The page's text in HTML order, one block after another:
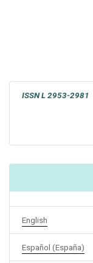
ISSN L 2953-2981
English
Español (España)